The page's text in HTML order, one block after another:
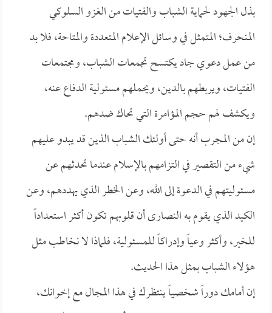
بذل الجهود لحماية الشباب والفتيات من الغزو السلوكي
المنحرف؛ المتمثل في وسائل الإعلام المتعددة والمتاحة، فلا بد
من عمل دعوي جاد يكتسح تجمعات الشباب، ومجتمعات
الفتيات، ويربطهم بالدين، ويحملهم مسئولية الدفاع عنه،
ويكشف لهم حجم المؤامرة التي تحاك ضدهم.
إن من المجرب أنه حتى أولئك الشباب الذين قد يبدو عليهم
شيء من التقصير في التزامهم بالإسلام عندما تحدثهم عن
مسئوليتهم في الدعوة إلى الله، وعن الخطر الذي يهددهم، وعن
الكيد الذي يقوم به النصارى أن قلوبهم تكون أكثر استعداداً
للخير، وأكثر وعياً وإدراكاً للمسئولية، فلماذا لا نخاطب مثل
هؤلاء الشباب بمثل هذا الحديث.
إن أمامك دوراً شخصياً ينتظرك في هذا المجال مع إخوانك،